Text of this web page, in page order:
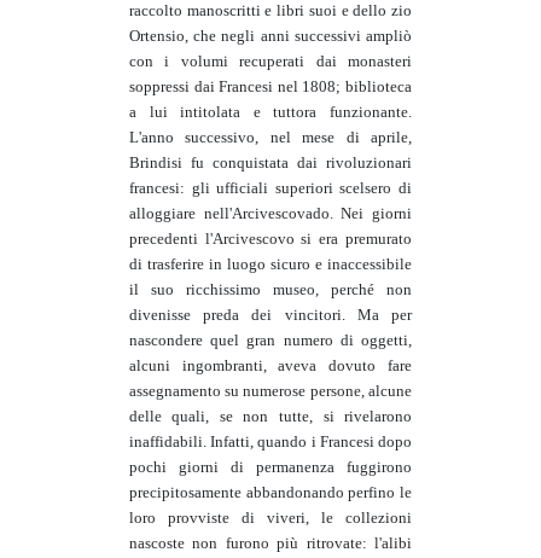
raccolto manoscritti e libri suoi e dello zio
Ortensio, che negli anni successivi ampliò
con i volumi recuperati dai monasteri
soppressi dai Francesi nel 1808; biblioteca
a lui intitolata e tuttora funzionante.
L'anno successivo, nel mese di aprile,
Brindisi fu conquistata dai rivoluzionari
francesi: gli ufficiali superiori scelsero di
alloggiare nell'Arcivescovado. Nei giorni
precedenti l'Arcivescovo si era premurato
di trasferire in luogo sicuro e inaccessibile
il suo ricchissimo museo, perché non
divenisse preda dei vincitori. Ma per
nascondere quel gran numero di oggetti,
alcuni ingombranti, aveva dovuto fare
assegnamento su numerose persone, alcune
delle quali, se non tutte, si rivelarono
inaffidabili. Infatti, quando i Francesi dopo
pochi giorni di permanenza fuggirono
precipitosamente abbandonando perfino le
loro provviste di viveri, le collezioni
nascoste non furono più ritrovate: l'alibi